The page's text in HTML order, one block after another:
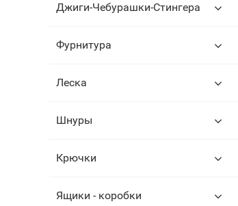
Джиги-Чебурашки-Стингера
Фурнитура
Леска
Шнуры
Крючки
Ящики - коробки